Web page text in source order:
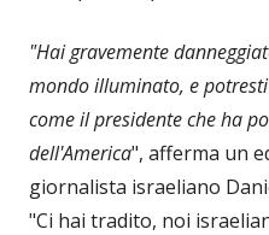
"Hai gravemente
mondo illuminato, e
come il presidente che ha
dell'America", afferma un
giornalista israeliano
"Ci hai tradito, noi